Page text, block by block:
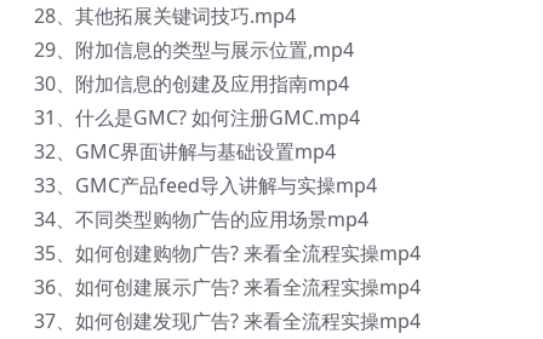
28、其他拓展关键词技巧.mp4
29、附加信息的类型与展示位置,mp4
30、附加信息的创建及应用指南mp4
31、什么是GMC? 如何注册GMC.mp4
32、GMC界面讲解与基础设置mp4
33、GMC产品feed导入讲解与实操mp4
34、不同类型购物广告的应用场景mp4
35、如何创建购物广告? 来看全流程实操mp4
36、如何创建展示广告? 来看全流程实操mp4
37、如何创建发现广告? 来看全流程实操mp4